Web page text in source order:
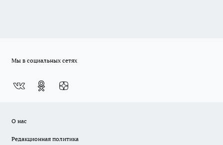
Мы в социальных сетях
О нас
Редакционная политика